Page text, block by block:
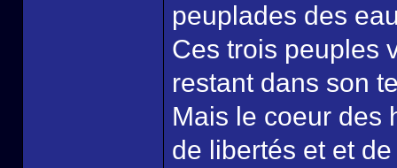
peuplades des
Ces trois peuples
restant dans son
Mais le coeur des
de libertés et et